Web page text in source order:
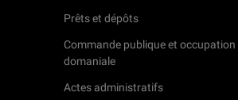
Prêts et dépôts
Commande publique et occupation
domaniale
Actes administratifs